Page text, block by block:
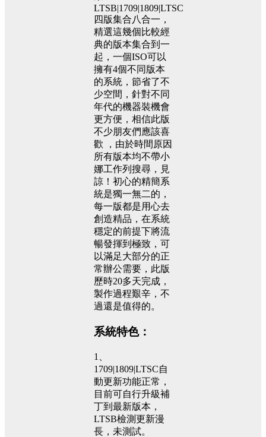
LTSB|1709|1809|LTSC
四版集合八合一，
精選這幾個比較經
典的版本集合到一
起，一個ISO可以
擁有4個不同版本
的系統，節省了不
少空間，針對不同
年代的機器裝機會
更方便，相信此版
不少朋友們應該喜
歡 ，由於時間原因
所有版本均不帶小
娜工作列搜尋，見
諒！初心的精簡系
統是獨一無二的，
每一版都是用心去
創造精品，在系統
穩定的前提下將流
暢發揮到極致，可
以滿足大部分的正
常辦公需要，此版
歷時20多天完成，
製作過程艱辛，不
過還是值得的。
系統特色：
1、
1709|1809|LTSC自
動更新功能正常，
目前可自行升級補
丁到最新版本，
LTSB檢測更新漫
長，未測試。